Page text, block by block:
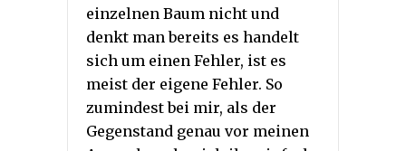
einzelnen Baum nicht und
denkt man bereits es handelt
sich um einen Fehler, ist es
meist der eigene Fehler. So
zumindest bei mir, als der
Gegenstand genau vor meinen